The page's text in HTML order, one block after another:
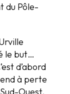
du Pôle-
le but…
d’abord
à perte
Ouest,